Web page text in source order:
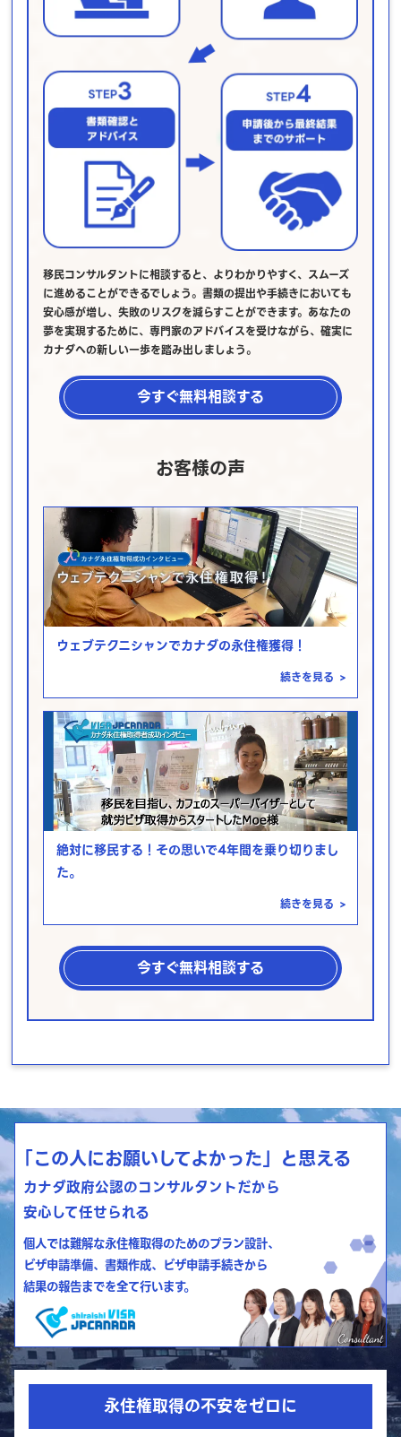
移民コンサルタントに相談すると、よりわかりやすく、スムーズ
に進めることができるでしょう。書類の提出や手続きにおいても
安心感が増し、失敗のリスクを減らすことができます。あなたの
夢を実現するために、専門家のアドバイスを受けながら、確実に
カナダへの新しい一歩を踏み出しましょう。
今すぐ無料相談する
お客様の声
ウェブテクニシャンでカナダの永住権獲得！
続きを見る >
絶対に移民する！その思いで4年間を乗り切りまし
た。
続きを見る >
今すぐ無料相談する
「この人にお願いしてよかった」と思える
カナダ政府公認のコンサルタントだから
安心して任せられる
個人では難解な永住権取得のためのプラン設計、
ビザ申請準備、書類作成、ビザ申請手続きから
結果の報告までを全て行います。
永住権取得の不安をゼロに